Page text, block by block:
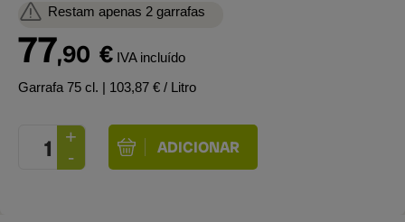
Restam apenas 2 garrafas
77,90 € IVA incluído
Garrafa 75 cl. | 103,87 € / Litro